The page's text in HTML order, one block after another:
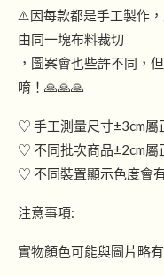
⚠️因每款都是手工製作
由同一塊布料裁切
，圖案會也些許不同，
唷！🙏🙏🙏
♡ 手工測量尺寸±3cm屬
♡ 不同批次商品±2cm屬
♡ 不同裝置顯示色度會
注意事項:
實物顏色可能與圖片略